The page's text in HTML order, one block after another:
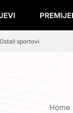
Ostali sportovi
Home